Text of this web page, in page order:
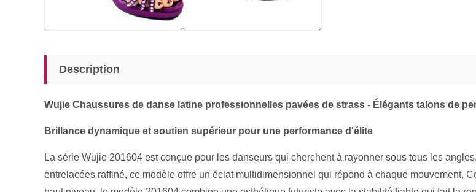
Description
Wujie Chaussures de danse latine professionnelles pavées de strass - Élégants talons de
Brillance dynamique et soutien supérieur pour une performance d'élite
La série Wujie 201604 est conçue pour les danseurs qui cherchent à rayonner sous tous les
entrelacées raffiné, ce modèle offre un éclat multidimensionnel qui répond à chaque mouvement.